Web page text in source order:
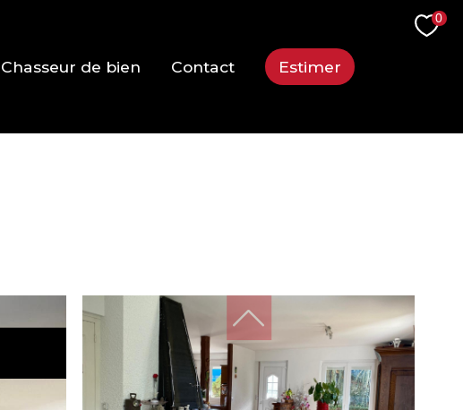
0
Chasseur de bien Contact Estimer